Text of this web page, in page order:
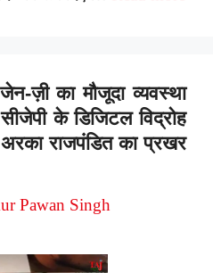
ज़ी का मौजूदा व्यवस्था
के डिजिटल विद्रोह
राजपंडित का प्रखर
Pawan Singh